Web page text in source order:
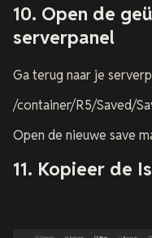
10. Open de
serverpanel
Ga terug naar je
/container/R5/Saved/
Open de nieuwe save
11. Kopieer de